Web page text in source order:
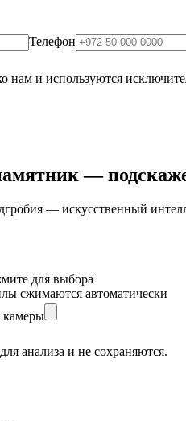
Телефон
нам и используются
—
— искусственный
для выбора
сжимаются автоматически
камеры
анализа и не сохраняются.